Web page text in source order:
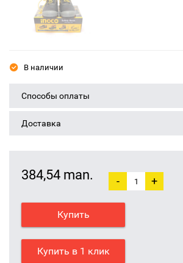
В наличии
Способы оплаты
Доставка
384,54 man. - +
Купить
Купить в 1 клик